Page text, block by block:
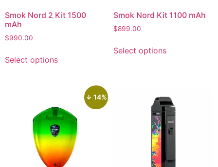
Smok Nord 2 Kit 1500
mAh
$990.00
Select options
Smok Nord Kit 1100 mAh
$899.00
Select options
↓ 14%